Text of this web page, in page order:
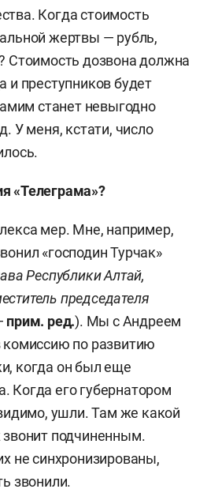
Когда стоимость
жертвы — рубль,
Стоимость дозвона должна
и преступников будет
станет невыгодно
У меня, кстати, число
«Телеграма»?
мер. Мне, например,
«господин Турчак»
Республики Алтай,
председателя
прим. ред.). Мы с Андреем
комиссию по развитию
когда он был еще
Когда его губернатором
ушли. Там же какой
звонит подчиненным.
не синхронизированы,
звонили.